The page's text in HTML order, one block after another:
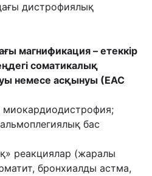
дистрофиялық
магнификация – етеккір
соматикалық
немесе асқынуы (ЕАС
миокардиодистрофия;
бас
реакциялар (жаралы
бронхиалды астма,